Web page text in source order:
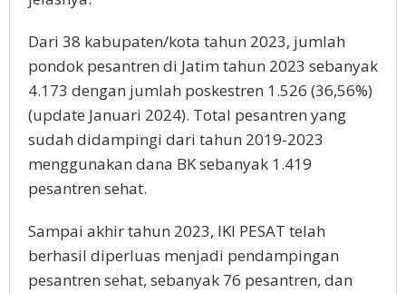
Dari 38 kabupaten/kota tahun 2023, jumlah
pondok pesantren di Jatim tahun 2023 sebanyak
4.173 dengan jumlah poskestren 1.526 (36,56%)
(update Januari 2024). Total pesantren yang
sudah didampingi dari tahun 2019-2023
menggunakan dana BK sebanyak 1.419
pesantren sehat.
Sampai akhir tahun 2023, IKI PESAT telah
berhasil diperluas menjadi pendampingan
pesantren sehat, sebanyak 76 pesantren, dan